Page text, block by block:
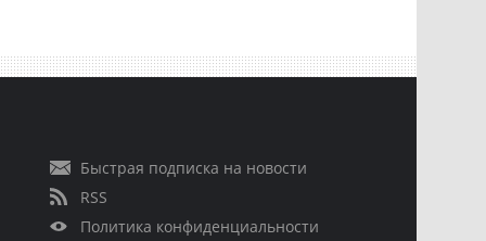
Быстрая подписка на новости
RSS
Политика конфиденциальности